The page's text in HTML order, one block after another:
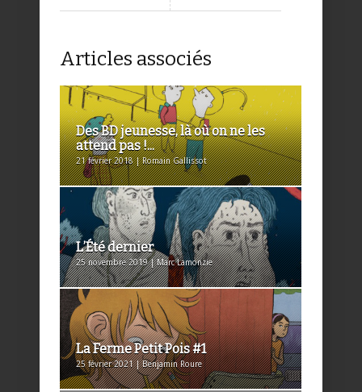
Articles associés
Des BD jeunesse, là où on ne les
attend pas !...
21 février 2018 | Romain Gallissot
L’Été dernier
25 novembre 2019 | Marc Lamonzie
La Ferme Petit Pois #1
25 février 2021 | Benjamin Roure